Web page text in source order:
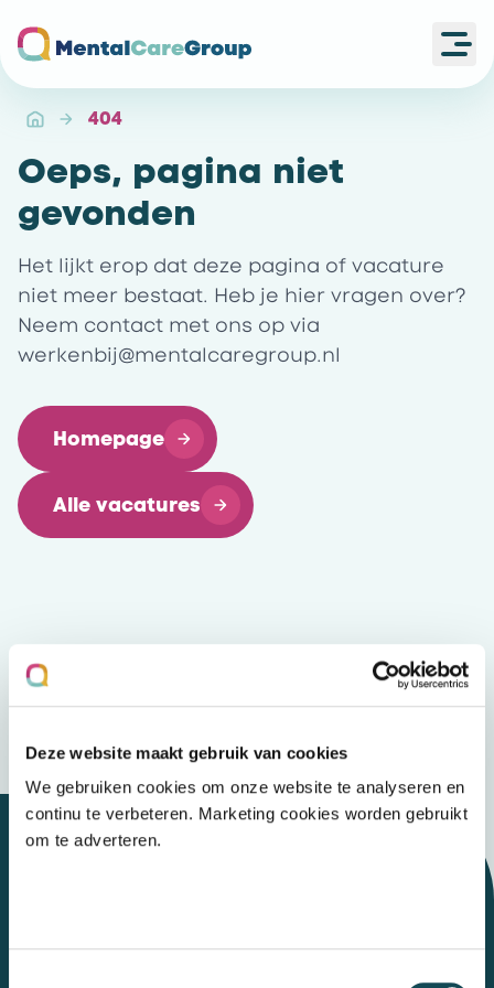
Deze website maakt gebruik van cookies
We gebruiken cookies om onze website te analyseren en
continu te verbeteren. Marketing cookies worden gebruikt
om te adverteren.
404
Oeps, pagina niet
gevonden
Het lijkt erop dat deze pagina of vacature
niet meer bestaat. Heb je hier vragen over?
Neem contact met ons op via
werkenbij@mentalcaregroup.nl
Homepage
Alle vacatures